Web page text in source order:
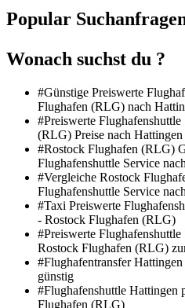
Popular
Wonach suchst du ?
#Günstige Preiswerte
Flughafen (RLG) nach
#Preiswerte
(RLG) Preise nach Hattingen
#Rostock Flughafen (RLG)
Flughafenshuttle Service
#Vergleiche Rostock
Flughafenshuttle Service
#Taxi Preiswerte
- Rostock Flughafen (RLG)
#Preiswerte
Rostock Flughafen (RLG)
#Flughafentransfer
günstig
#Flughafenshuttle Hattingen
Flughafen (RLG)